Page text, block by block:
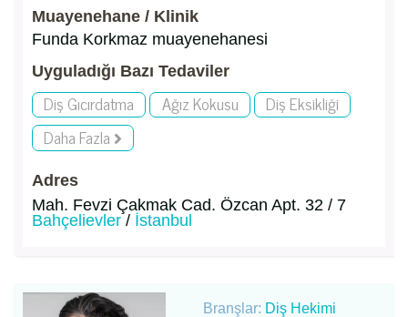
Muayenehane / Klinik
Funda Korkmaz muayenehanesi
Uyguladığı Bazı Tedaviler
Diş Gıcırdatma Ağız Kokusu
Diş Eksikliği
Daha Fazla
Adres
Mah. Fevzi Çakmak Cad. Özcan Apt. 32 / 7
Bahçelievler/ İstanbul
Branşlar: Diş Hekimi